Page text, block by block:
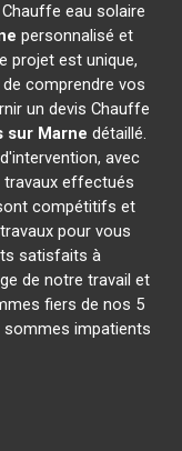
eau solaire
personnalisé et
projet est unique,
comprendre vos
un devis Chauffe
sur Marne détaillé.
avec
travaux effectués
compétitifs et
pour vous
satisfaits à
de notre travail et
fiers de nos 5
impatients